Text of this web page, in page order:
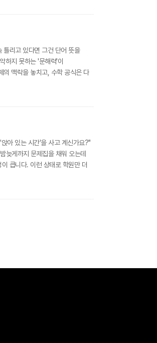
틀리고 있다면 그건 단어 뜻을
하지 못하는 '문해력'이
의 맥락을 놓치고, 수학 공식은 다
아 있는 시간'을 사고 계신가요?"
늦게까지 문제집을 채워 오는데
큽니다. 이런 상태로 학원만 더